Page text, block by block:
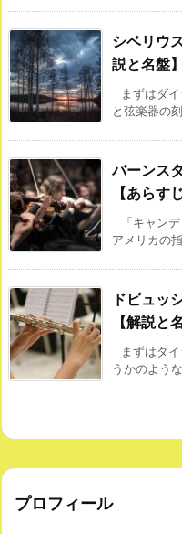
シベリウ
説と名盤】
まずはダ
と弦楽器の
バーンス
【あらす
「キャン
アメリカの
ドビュッ
【解説と
まずはダ
うかのよう
プロフィール